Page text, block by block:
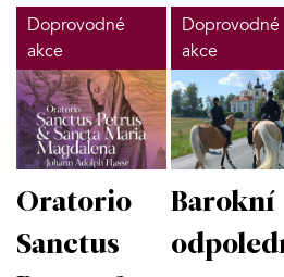
Doprovodné
akce
Oratorio
Sanctus
Doprovodné
akce
Barokní